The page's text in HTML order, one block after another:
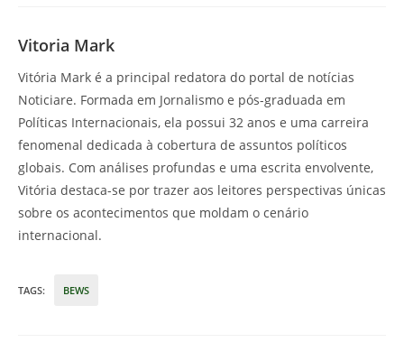
Vitoria Mark
Vitória Mark é a principal redatora do portal de notícias
Noticiare. Formada em Jornalismo e pós-graduada em
Políticas Internacionais, ela possui 32 anos e uma carreira
fenomenal dedicada à cobertura de assuntos políticos
globais. Com análises profundas e uma escrita envolvente,
Vitória destaca-se por trazer aos leitores perspectivas únicas
sobre os acontecimentos que moldam o cenário
internacional.
TAGS: BEWS